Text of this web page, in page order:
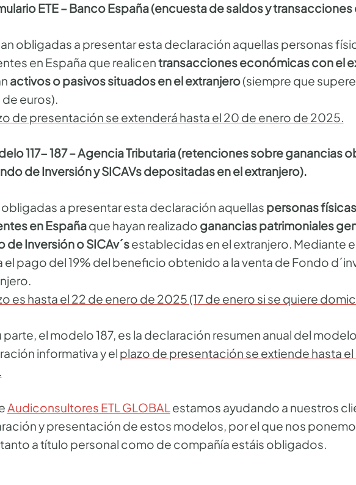
ETE – Banco España (encuesta de saldos y
obligadas a presentar esta declaración aquellas personas
en España que realicentransacciones económicas con el
activos o pasivos situados en el extranjero(siempre que
euros).
de presentación se extenderá hasta el 20 de enero de 2025.
117- 187 – Agencia Tributaria (retenciones sobre ganancias
de Inversión y SICAVs depositadas en el extranjero).
obligadas a presentar esta declaración aquellas personas
en Españaque hayan realizado ganancias patrimoniales
de Inversión o SICAv´sestablecidas en el extranjero. Mediante el
el pago del 19% del beneficio obtenido a la venta de Fondo
es hasta el 22 de enero de 2025 (17 de enero si se quiere
parte, el modelo 187, es la declaración resumen anual del modelo
informativa y el plazo de presentación se extiende hasta el
Audiconsultores ETL GLOBAL estamos ayudando a nuestros
y presentación de estos modelos, por el que nos
a título personal como de compañía estáis obligados.